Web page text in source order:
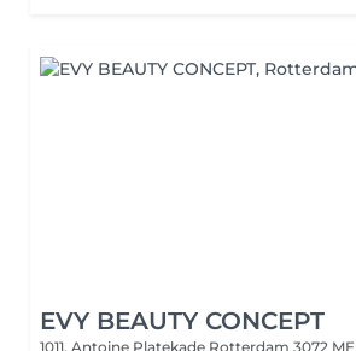
EVY BEAUTY CONCEPT
1011, Antoine Platekade Rotterdam 3072 ME